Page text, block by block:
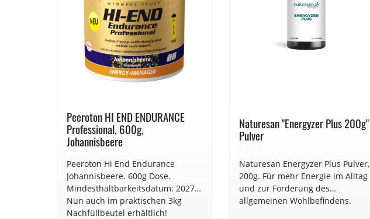
Peeroton HI END ENDURANCE
Professional, 600g,
Johannisbeere
Peeroton Hi End Endurance
Johannisbeere. 600g Dose.
Mindesthaltbarkeitsdatum: 2027.
Nun auch im praktischen 3kg
Nachfüllbeutel erhältlich!
Naturesan "Energyzer Plus 200g"
Pulver
Naturesan Energyzer Plus Pulver,
200g. Für mehr Energie im Alltag
und zur Förderung des
allgemeinen Wohlbefindens.